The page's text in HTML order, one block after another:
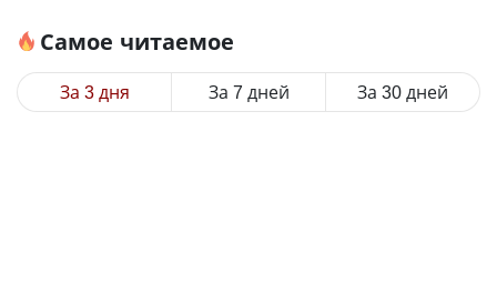
Самое читаемое
За 3 дня За 7 дней За 30 дней